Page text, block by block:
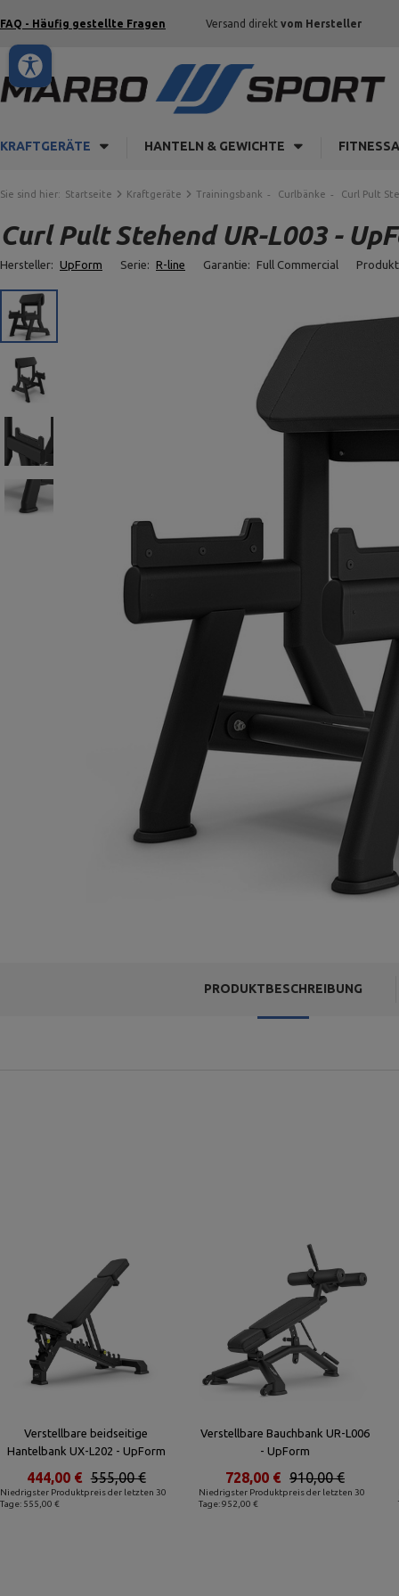
FAQ - Häufig gestellte Fragen Versand direkt vom Hersteller
KRAFTGERÄTE HANTELN & GEWICHTE
Sie sind hier: Startseite Kraftgeräte Trainingsbank Curlbänke Curl Pult
Curl Pult Stehend UR-L003 -
Hersteller: UpForm Serie: R-line Garantie: Full Commercial
PRODUKTBESCHREIBUNG
Verstellbare beidseitige
Hantelbank UX-L202 - UpForm
Niedrigster Produktpreis der letzten 30
Tage: 555,00 €
555,00 €
444,00 €
Verstellbare Bauchbank UR-L006
- UpForm
Niedrigster Produktpreis der letzten 30
Tage: 952,00 €
910,00 €
728,00 €